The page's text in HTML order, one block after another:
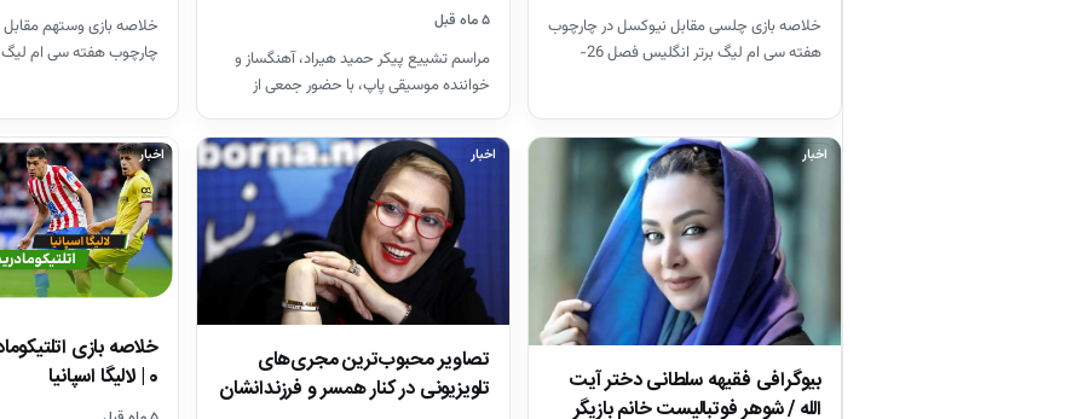
خلاصه بازی چلسی مقابل نیوکسل در چارچوب
هفته سی ام لیگ برتر انگلیس فصل 26-
۵ ماه قبل
مراسم تشییع پیکر حمید هیراد، آهنگساز و
خواننده موسیقی پاپ، با حضور جمعی از
خلاصه بازی وستهم
چارچوب هفته سی ام
اخبار
بیوگرافی فقیهه سلطانی دختر آیت
الله / شوهر فوتبالیست خانم بازیگر
اخبار
تصاویر محبوب‌ترین مجری‌های
تلویزیونی در کنار همسر و فرزندانشان
اخبار
0 | لالیگا اسپانیا